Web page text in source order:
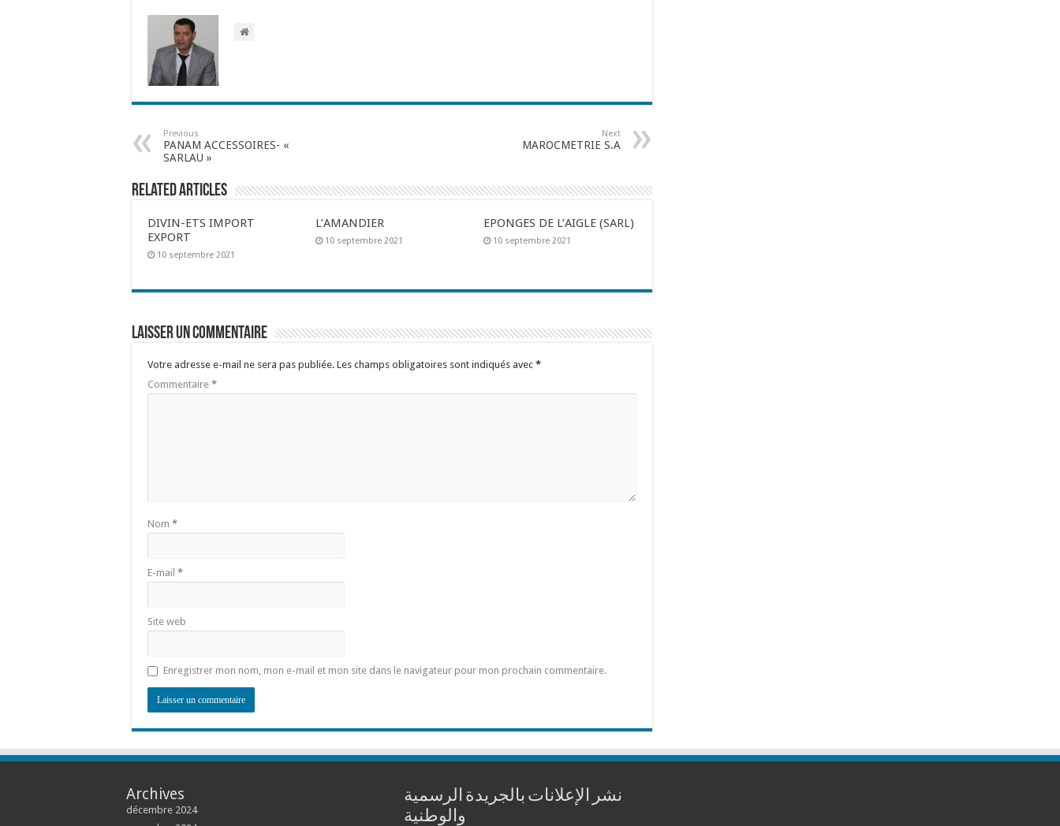
Previous
PANAM ACCESSOIRES- «
SARLAU »
Next
MAROCMETRIE S.A
Related Articles
DIVIN-ETS IMPORT
EXPORT
10 septembre 2021
L’AMANDIER
10 septembre 2021
EPONGES DE L’AIGLE (SARL)
10 septembre 2021
Laisser un commentaire
Votre adresse e-mail ne sera pas publiée. Les champs obligatoires sont indiqués avec *
Commentaire *
Nom *
E-mail *
Site web
Enregistrer mon nom, mon e-mail et mon site dans le navigateur pour mon prochain commentaire.
Archives
décembre 2024
نشر الإعلانات بالجريدة الرسمية
والوطنية